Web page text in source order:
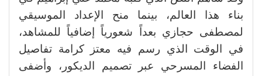
بناء هذا العالم، بينما منح الإعداد الموسيقي
لمصطفى حجازي بعداً شعورياً إضافياً للمشاهد،
في الوقت الذي رسم فيه معتز كرامة تفاصيل
الفضاء المسرحي عبر تصميم الديكور، وأضفى